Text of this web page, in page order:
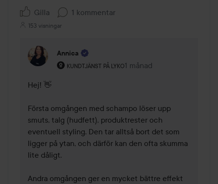
Gilla 1 kommentar
153 visningar
Annica
KUNDTJÄNST PÅ LYKO
Användarens roll: Kundtjänst på Lyko.
1 månad
Kommentaren lades 1
Hej! 👋
Första omgången med schampo löser upp
smuts, talg (hudfett), produktrester och
eventuell styling. Den tar alltså bort det som
ligger på ytan, och därför kan den ofta skumma
lite dåligt.
Andra omgången ger en mycket bättre effekt